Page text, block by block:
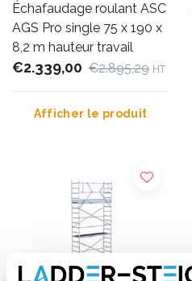
Échafaudage roulant ASC
AGS Pro single 75 x 190 x
8,2 m hauteur travail
€2.339,00 €2.895,29 HT
Afficher le produit